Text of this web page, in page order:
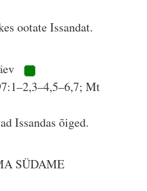
ootate Issandat.
Mt
Issandas õiged.
SÜDAME